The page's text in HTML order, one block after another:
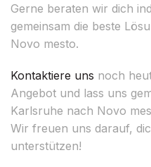
Gerne beraten wir dich
gemeinsam die beste
Novo mesto.
Kontaktiere uns noch
Angebot und lass uns
Karlsruhe nach Novo
Wir freuen uns darauf,
unterstützen!